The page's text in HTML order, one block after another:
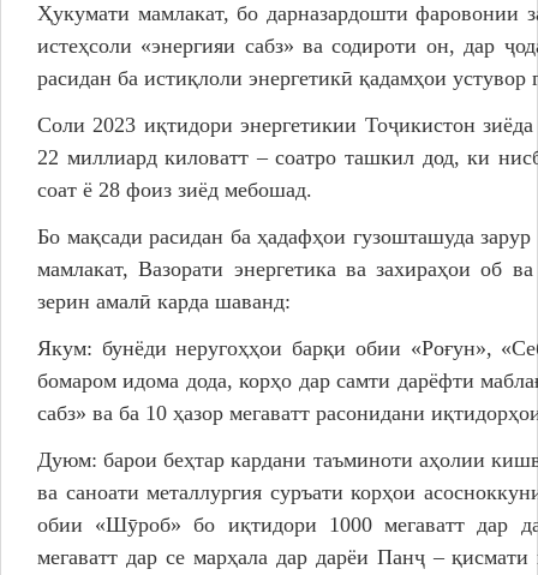
Ҳукумати мамлакат, бо дарназардошти фаровонии
истеҳсоли «энергияи сабз» ва содироти он, дар
расидан ба истиқлоли энергетикӣ қадамҳои устувор
Соли 2023 иқтидори энергетикии Тоҷикистон
22 миллиард киловатт – соатро ташкил дод, ки
соат ё 28 фоиз зиёд мебошад.
Бо мақсади расидан ба ҳадафҳои гузошташуда
мамлакат, Вазорати энергетика ва захираҳои об
зерин амалӣ карда шаванд:
Якум: бунёди неругоҳҳои барқи обии «Роғун»,
бомаром идома дода, корҳо дар самти дарёфти
сабз» ва ба 10 ҳазор мегаватт расонидани
Дуюм: барои беҳтар кардани таъминоти аҳолии
ва саноати металлургия суръати корҳои
обии «Шӯроб» бо иқтидори 1000 мегаватт дар
мегаватт дар се марҳала дар дарёи Панҷ –